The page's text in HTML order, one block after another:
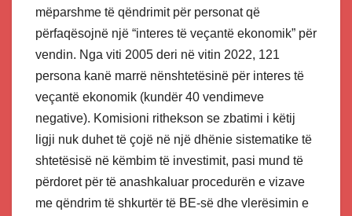
mëparshme të qëndrimit për personat që
përfaqësojnë një “interes të veçantë ekonomik” për
vendin. Nga viti 2005 deri në vitin 2022, 121
persona kanë marrë nënshtetësinë për interes të
veçantë ekonomik (kundër 40 vendimeve
negative). Komisioni rithekson se zbatimi i këtij
ligji nuk duhet të çojë në një dhënie sistematike të
shtetësisë në këmbim të investimit, pasi mund të
përdoret për të anashkaluar procedurën e vizave
me qëndrim të shkurtër të BE-së dhe vlerësimin e